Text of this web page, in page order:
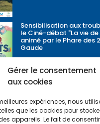
Gérer le consentement
aux cookies
expériences, nous
que les cookies pour
appareils. Le fait de
Sensibilisation aux
le Ciné-débat "La vie
animé par le Phare des
Gaude
L'anniversaire des 10
Pôles a été célébré